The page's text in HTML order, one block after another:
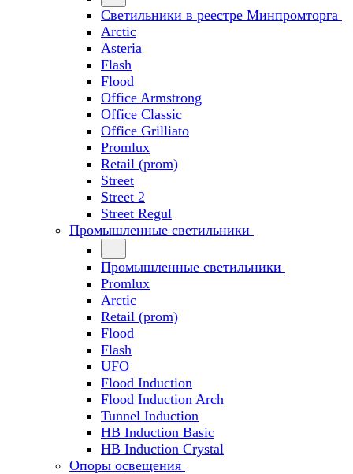
Светильники в реестре Минпромторга
Arctic
Asteria
Flash
Flood
Office Armstrong
Office Classic
Office Grilliato
Promlux
Retail (prom)
Street
Street 2
Street Regul
Промышленные светильники
Промышленные светильники
Promlux
Arctic
Retail (prom)
Flood
Flash
UFO
Flood Induction
Flood Induction Arch
Tunnel Induction
HB Induction Basic
HB Induction Crystal
Опоры освещения